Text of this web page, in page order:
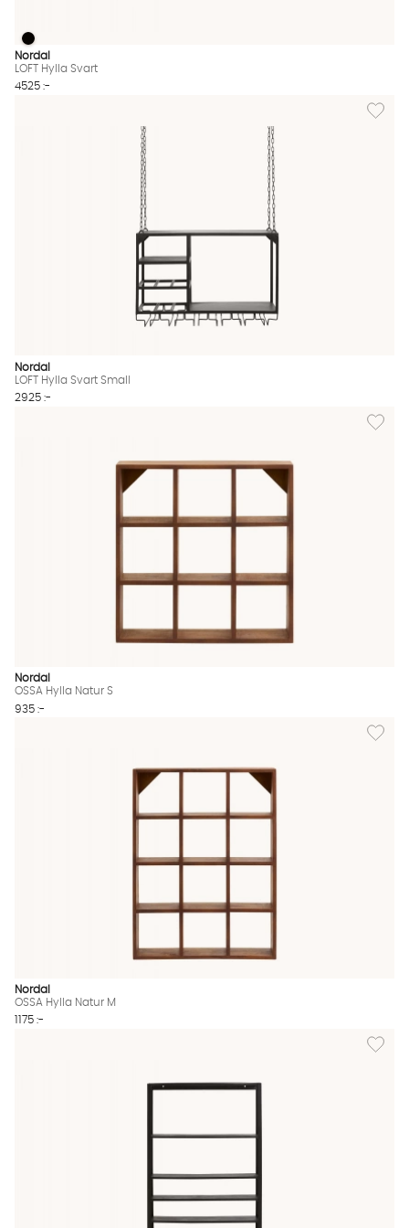
LOFT Hylla Svart Finns även i dessa färger:
LOFT Hylla Svart
Nordal
LOFT Hylla Svart
4525 :-
Lägg
Nordal
LOFT Hylla Svart Small
2925 :-
Lägg
Nordal
OSSA Hylla Natur S
935 :-
Lägg
Nordal
OSSA Hylla Natur M
1175 :-
Lägg